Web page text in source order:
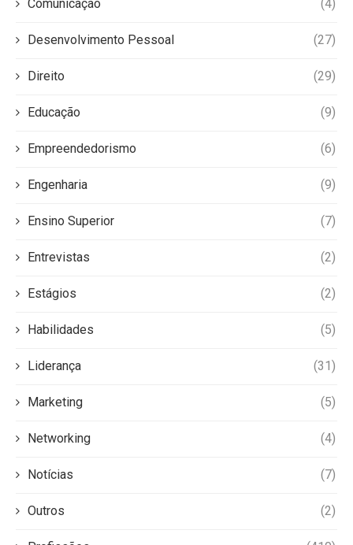
Comunicação (4)
Desenvolvimento Pessoal (27)
Direito (29)
Educação (9)
Empreendedorismo (6)
Engenharia (9)
Ensino Superior (7)
Entrevistas (2)
Estágios (2)
Habilidades (5)
Liderança (31)
Marketing (5)
Networking (4)
Notícias (7)
Outros (2)